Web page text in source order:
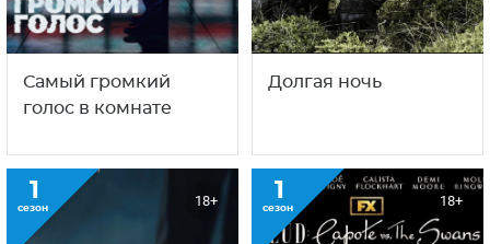
Самый громкий
голос в комнате
Долгая ночь
1
сезон 18+ 1
сезон 18+